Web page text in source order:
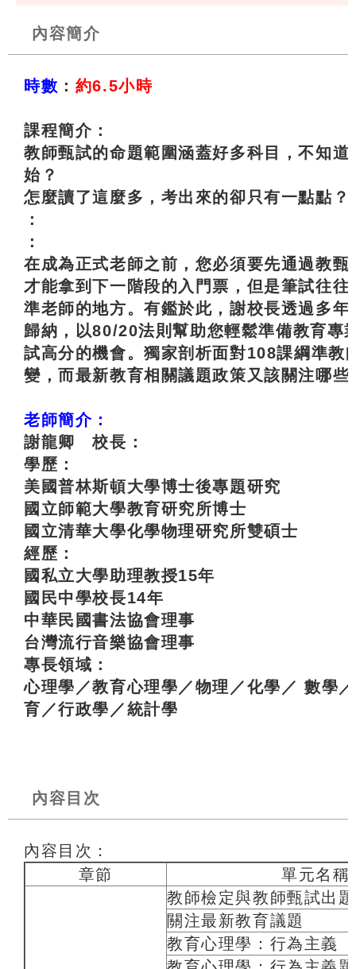
內容簡介
時數 ： 約6.5小時
課程簡介：
教師甄試的命題範圍涵蓋好多科目，不知道
始？
怎麼讀了這麼多，考出來的卻只有一點點？
：
：
在成為正式老師之前，您必須要先通過教甄
才能拿到下一階段的入門票，但是筆試往往
準老師的地方。有鑑於此，謝校長透過多年
歸納，以80/20法則幫助您輕鬆準備教育專
試高分的機會。獨家剖析面對108課綱準教
變，而最新教育相關議題政策又該關注哪
老師簡介：
謝龍卿 校長：
學歷：
美國普林斯頓大學博士後專題研究
國立師範大學教育研究所博士
國立清華大學化學物理研究所雙碩士
經歷：
國私立大學助理教授15年
國民中學校長14年
中華民國書法協會理事
台灣流行音樂協會理事
專長領域：
心理學／教育心理學／物理／化學／ 數學
育／行政學／統計學
內容目次
內容目次：
章節
單元名稱
教師檢定與教師甄試出
關注最新教育議題
教育心理學：行為主義